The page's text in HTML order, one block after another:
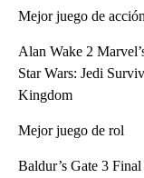
Mejor juego de
Alan Wake 2
Star Wars: Jedi
Kingdom
Mejor juego de rol
Baldur’s Gate 3